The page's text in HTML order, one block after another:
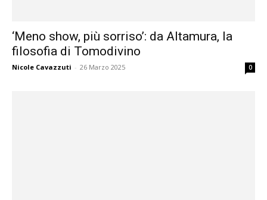
‘Meno show, più sorriso’: da Altamura, la
filosofia di Tomodivino
Nicole Cavazzuti - 26 Marzo 2025 0